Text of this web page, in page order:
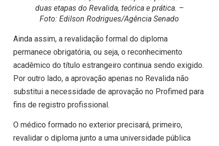
duas etapas do Revalida, teórica e prática. –
Foto: Edilson Rodrigues/Agência Senado
Ainda assim, a revalidação formal do diploma
permanece obrigatória, ou seja, o reconhecimento
acadêmico do título estrangeiro continua sendo exigido.
Por outro lado, a aprovação apenas no Revalida não
substitui a necessidade de aprovação no Profimed para
fins de registro profissional.
O médico formado no exterior precisará, primeiro,
revalidar o diploma junto a uma universidade pública